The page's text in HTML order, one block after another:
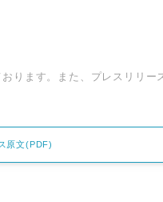
ります。また、プレスリリー
原文(PDF)